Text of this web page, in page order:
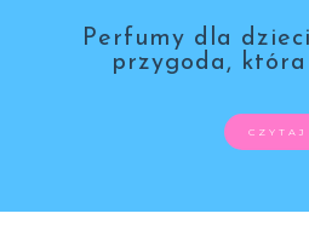
Perfumy dla
przygoda, która
CZYTAJ